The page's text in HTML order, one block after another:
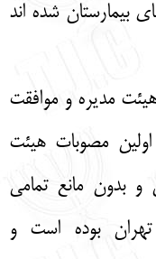
بیمارستان شده اند
مدیره و موافقت
مصوبات هیئت
و بدون مانع تمامی
تهران بوده است و